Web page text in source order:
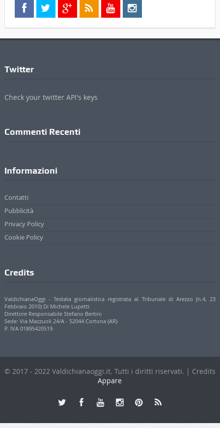
Twitter
Check your twitter API's keys
Commenti Recenti
Informazioni
Contatti
Pubblicità
Privacy Policy
Cookie Policy
Credits
ValdichianaOggi - Testata giornalistica registrata al Tribunale di Arezzo (n.4, 23
Febbraio 2010) Di Michele Lupetti
Direttore Responsabile Stefano Bertini
Sede: Via Mazzuoli 24/A - 52044 Cortona (AR)
P. IVA 01895420519
© 2017 - 2022 Valdichianaoggi.it. Tutti i diritti riservati. | Credits
Appare